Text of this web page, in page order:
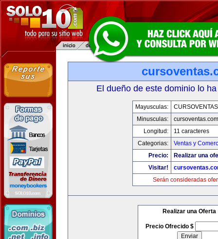
El dueño de este dominio lo
Mayusculas:
Minusculas:
cursoventas.com
Longitud:
11 caracteres
Categorias:
Ventas y
Precio:
Realizar una
Visitar!
Serán consideradas
Realizar una Oferta
Precio Ofrecido $